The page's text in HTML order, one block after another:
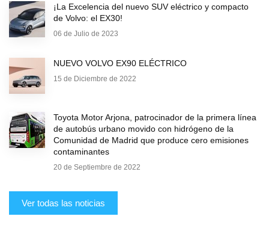
¡La Excelencia del nuevo SUV eléctrico y compacto
de Volvo: el EX30!
06 de Julio de 2023
NUEVO VOLVO EX90 ELÉCTRICO
15 de Diciembre de 2022
Toyota Motor Arjona, patrocinador de la primera línea
de autobús urbano movido con hidrógeno de la
Comunidad de Madrid que produce cero emisiones
contaminantes
20 de Septiembre de 2022
Ver todas las noticias